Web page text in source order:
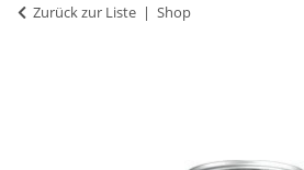
Zurück zur Liste Shop